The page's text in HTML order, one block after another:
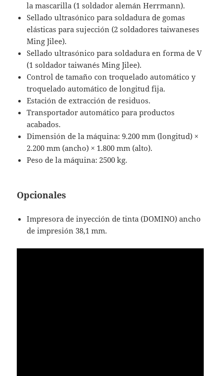
la mascarilla (1 soldador alemán Herrmann).
Sellado ultrasónico para soldadura de gomas
elásticas para sujección (2 soldadores taiwaneses
Ming Jilee).
Sellado ultrasónico para soldadura en forma de V
(1 soldador taiwanés Ming Jilee).
Control de tamaño con troquelado automático y
troquelado automático de longitud fija.
Estación de extracción de residuos.
Transportador automático para productos
acabados.
Dimensión de la máquina: 9.200 mm (longitud) ×
2.200 mm (ancho) × 1.800 mm (alto).
Peso de la máquina: 2500 kg.
Opcionales
Impresora de inyección de tinta (DOMINO) ancho
de impresión 38,1 mm.